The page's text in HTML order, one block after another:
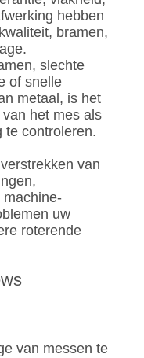
hebben
bramen,
slechte
of snelle
metaal, is het
het mes als
te controleren.
van
machine-
uw
roterende
van messen te